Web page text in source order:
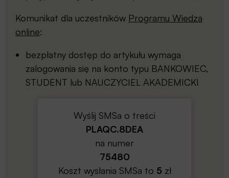
Komunikat dla uczestników Programu Wiedza
online:
bezpłatny dostęp do artykułu wymaga
zalogowania się na konto typu BANKOWIEC,
STUDENT lub NAUCZYCIEL AKADEMICKI
Wyślij SMSa o treści
PLAQC.8DEA
na numer
75480
Koszt wysłania SMSa to 5 zł